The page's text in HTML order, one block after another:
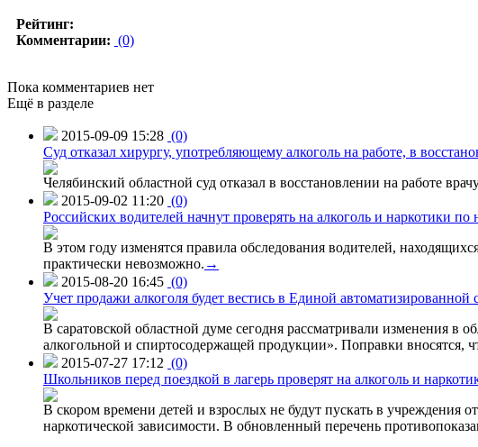
Рейтинг:
Комментарии: (0)
Пока комментариев нет
Ещё в разделе
2015-09-09 15:28 (0)
Суд отказал хирургу, употребляющему алкоголь на работе, в
Челябинский областной суд отказал в восстановлении на работе
2015-09-02 11:20 (0)
Российских водителей начнут проверять на алкоголь и наркотики по
В этом году изменятся правила обследования водителей,
практически невозможно. →
2015-08-20 16:45 (0)
Учет продажи алкоголя будет вестись в Единой автоматизированной
В саратовской областной думе сегодня рассматривали изменения в
алкогольной и спиртосодержащей продукции». Поправки вносятся,
2015-07-27 17:12 (0)
Школьников перед поездкой в лагерь проверят на алкоголь и
В скором времени детей и взрослых не будут пускать в учреждения
наркотической зависимости. В обновленный перечень